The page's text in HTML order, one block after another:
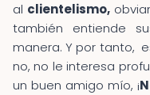
al clientelismo,
también entiende
manera. Y por tanto,
no, no le interesa
un buen amigo mío, ¡